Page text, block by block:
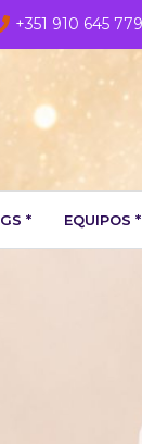
+351 910 645 779
* EQUIPOS *